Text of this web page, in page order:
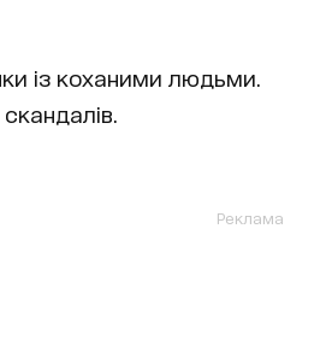
із коханими людьми.
Реклама